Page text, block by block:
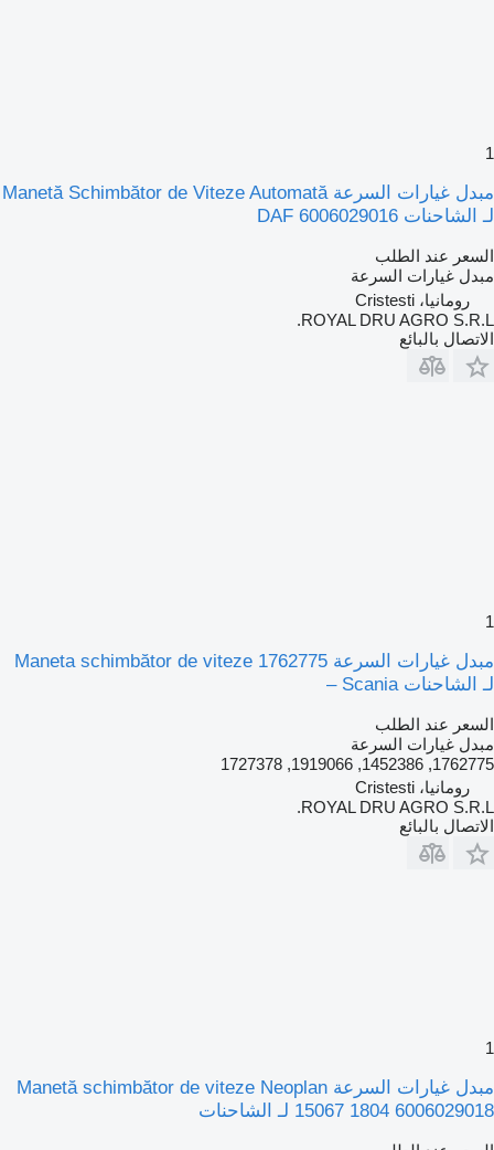
1
مبدل غيارات السرعة Manetă Schimbător de Viteze Automată
لـ الشاحنات DAF 6006029016
السعر عند الطلب
مبدل غيارات السرعة
رومانيا، Cristesti
ROYAL DRU AGRO S.R.L.
الاتصال بالبائع
1
مبدل غيارات السرعة Maneta schimbător de viteze 1762775
لـ الشاحنات Scania –
السعر عند الطلب
مبدل غيارات السرعة
1762775, 1452386, 1919066, 1727378
رومانيا، Cristesti
ROYAL DRU AGRO S.R.L.
الاتصال بالبائع
1
مبدل غيارات السرعة Manetă schimbător de viteze Neoplan
15067 1804 6006029018 لـ الشاحنات